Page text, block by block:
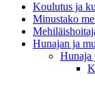
Koulutus ja
Minustako
Hunajan ja
Hunaja